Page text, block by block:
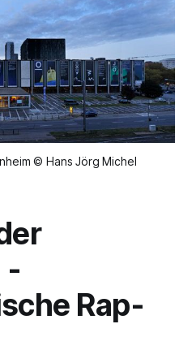
© Hans Jörg Michel
-
Rap-